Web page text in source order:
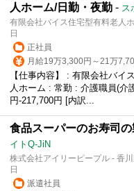
人ホーム/日勤・夜勤 - ス
有限会社バイス住宅型有料老人
日
正社員
月給19万3,300円～21万
【仕事内容】 : 有限会社バイ
人ホーム : 常勤 : 介護職員(介
円-217,700円 [内訳...
食品スーパーのお寿司
イトQ-JiN
株式会社アイリーピープル - 香
日
派遣社員